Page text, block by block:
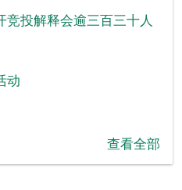
投解释会逾三百三十人
动
查看全部